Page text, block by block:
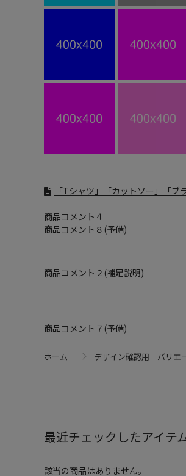
「Tシャツ」「カットソー」「
商品コメント４
商品コメント８(予備)
商品コメント２(補足説明)
商品コメント７(予備)
ホーム デザイン確認用 バリ
最近チェックしたアイテ
該当の商品はありません。